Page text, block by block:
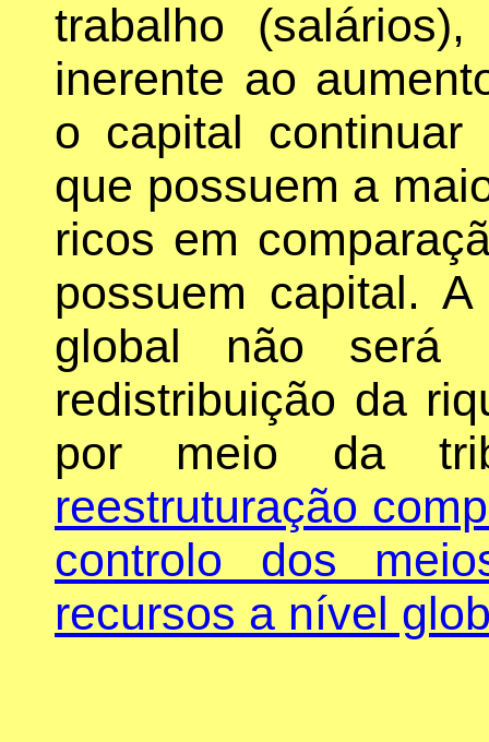
trabalho
inerente ao
o capital continuar
que possuem a
ricos em
possuem capital.
global não será
redistribuição da
por meio da
reestruturação
controlo dos
recursos a nível